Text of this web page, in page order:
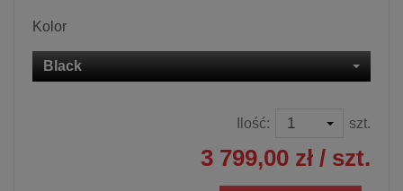
Kolor
Black
Ilość: szt.
3 799,00 zł / szt.